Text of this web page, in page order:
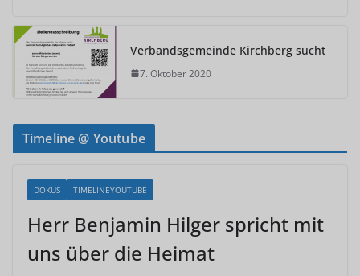
Verbandsgemeinde Kirchberg sucht
7. Oktober 2020
Timeline @ Youtube
DOKUS TIMELINEYOUTUBE
Herr Benjamin Hilger spricht mit
uns über die Heimat